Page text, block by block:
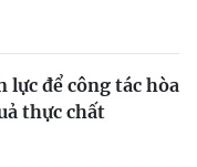
lực để công tác hòa
thực chất